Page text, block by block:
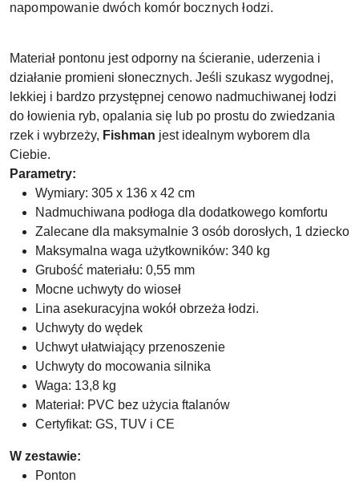
napompowanie dwóch komór bocznych łodzi.
Materiał pontonu jest odporny na ścieranie, uderzenia i
działanie promieni słonecznych. Jeśli szukasz wygodnej,
lekkiej i bardzo przystępnej cenowo nadmuchiwanej łodzi
do łowienia ryb, opalania się lub po prostu do zwiedzania
rzek i wybrzeży, Fishman jest idealnym wyborem dla
Ciebie.
Parametry:
Wymiary: 305 x 136 x 42 cm
Nadmuchiwana podłoga dla dodatkowego komfortu
Zalecane dla maksymalnie 3 osób dorosłych, 1 dziecko
Maksymalna waga użytkowników: 340 kg
Grubość materiału: 0,55 mm
Mocne uchwyty do wioseł
Lina asekuracyjna wokół obrzeża łodzi.
Uchwyty do wędek
Uchwyt ułatwiający przenoszenie
Uchwyty do mocowania silnika
Waga: 13,8 kg
Materiał: PVC bez użycia ftalanów
Certyfikat: GS, TUV i CE
W zestawie:
Ponton